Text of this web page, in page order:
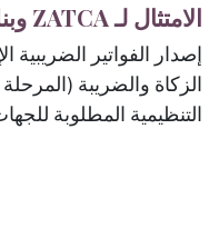
الامتثال لـ ZATCA وبنك المركزي
إصدار الفواتير الضريبية
الزكاة والضريبة (المرحلة
التنظيمية المطلوبة